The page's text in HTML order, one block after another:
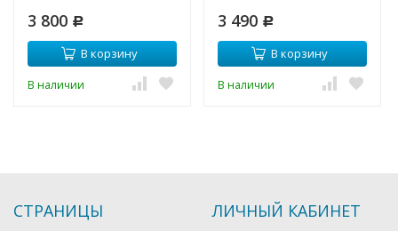
3 800 Р
В корзину
В наличии
(сертификат РФ)
3 490 Р
В корзину
В наличии
СТРАНИЦЫ ЛИЧНЫЙ КАБИНЕТ